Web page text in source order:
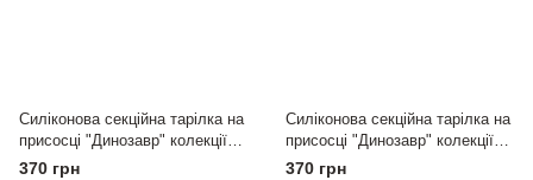
Силіконова секційна тарілка на
присосці "Динозавр" колекції
«Малюк», Пудровий
370 грн
Силіконова секційна тарілка на
присосці "Динозавр" колекції
«Малюк», Румʼянець
370 грн